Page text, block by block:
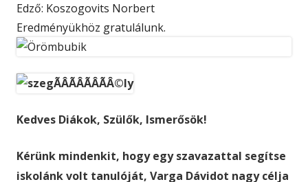
Edző: Koszogovits Norbert
Eredményükhöz gratulálunk.
Kedves Diákok, Szülők, Ismerősök!
Kérünk mindenkit, hogy egy szavazattal segítse
iskolánk volt tanulóját, Varga Dávidot nagy célja